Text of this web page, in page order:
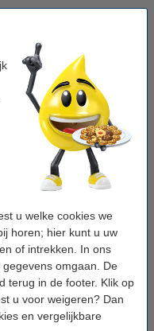
u welke cookies we
horen; hier kunt u uw
of intrekken. In ons
omgaan. De
terug in de footer. Klik op
u voor weigeren? Dan
en vergelijkbare
plakband 19
plakband 19